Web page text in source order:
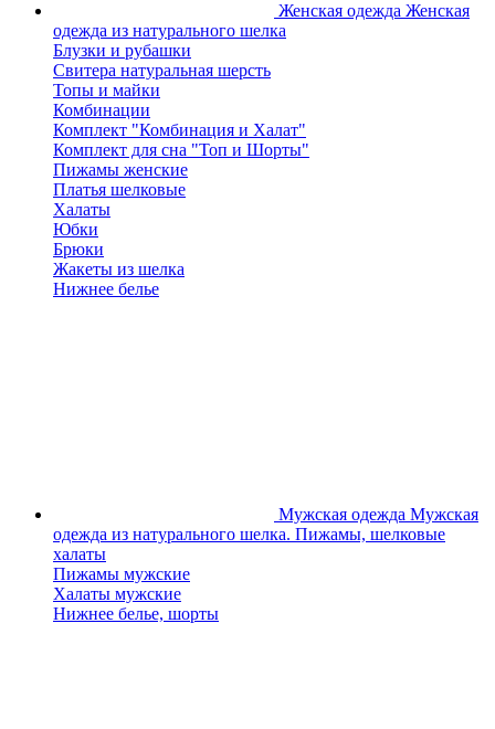
Женская одежда Женская
одежда из натурального шелка
Блузки и рубашки
Свитера натуральная шерсть
Топы и майки
Комбинации
Комплект "Комбинация и Халат"
Комплект для сна "Топ и Шорты"
Пижамы женские
Платья шелковые
Халаты
Юбки
Брюки
Жакеты из шелка
Нижнее белье
Мужская одежда Мужская
одежда из натурального шелка. Пижамы, шелковые
халаты
Пижамы мужские
Халаты мужские
Нижнее белье, шорты